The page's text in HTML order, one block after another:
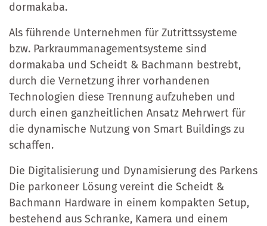
dormakaba.
Als führende Unternehmen für Zutrittssysteme
bzw. Parkraummanagementsysteme sind
dormakaba und Scheidt & Bachmann bestrebt,
durch die Vernetzung ihrer vorhandenen
Technologien diese Trennung aufzuheben und
durch einen ganzheitlichen Ansatz Mehrwert für
die dynamische Nutzung von Smart Buildings zu
schaffen.
Die Digitalisierung und Dynamisierung des Parkens
Die parkoneer Lösung vereint die Scheidt &
Bachmann Hardware in einem kompakten Setup,
bestehend aus Schranke, Kamera und einem